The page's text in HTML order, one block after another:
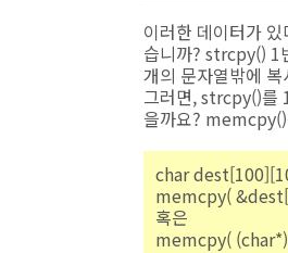
이러한 데이터가
습니까? strcpy() 1
개의 문자열밖에
그러면, strcpy()를
을까요?
char
memcpy(
혹은
memcpy(